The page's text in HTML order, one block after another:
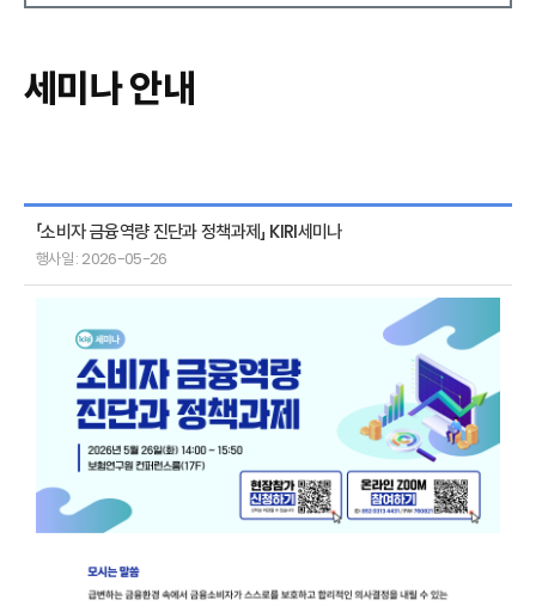
세미나 포토
세미나 안내
「소비자 금융역량 진단과 정책과제」 KIRI세미나
행사일 : 2026-05-26